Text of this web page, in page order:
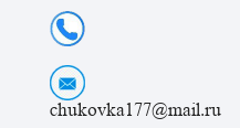
chukovka177@mail.ru